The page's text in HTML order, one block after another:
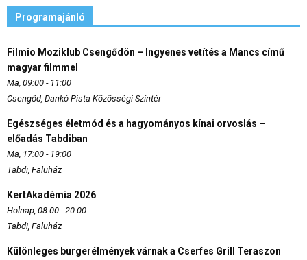
Programajánló
Filmio Moziklub Csengődön – Ingyenes vetítés a Mancs című
magyar filmmel
Ma, 09:00 - 11:00
Csengőd, Dankó Pista Közösségi Színtér
Egészséges életmód és a hagyományos kínai orvoslás –
előadás Tabdiban
Ma, 17:00 - 19:00
Tabdi, Faluház
KertAkadémia 2026
Holnap, 08:00 - 20:00
Tabdi, Faluház
Különleges burgerélmények várnak a Cserfes Grill Teraszon